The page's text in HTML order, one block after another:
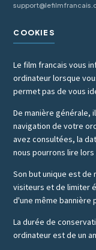
COOKIES
Le film francais vous
ordinateur lorsque
permet pas de vous
De manière générale,
navigation de votre
avez consultées, la
nous pourrons lire
Son but unique est de
visiteurs et de limiter
d'une même bannière
La durée de
ordinateur est de un